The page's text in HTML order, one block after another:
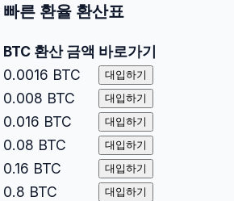
빠른 환율 환산표
BTC 환산 금액 바로가기
0.0016 BTC 대입하기
0.008 BTC 대입하기
0.016 BTC 대입하기
0.08 BTC 대입하기
0.16 BTC 대입하기
0.8 BTC 대입하기